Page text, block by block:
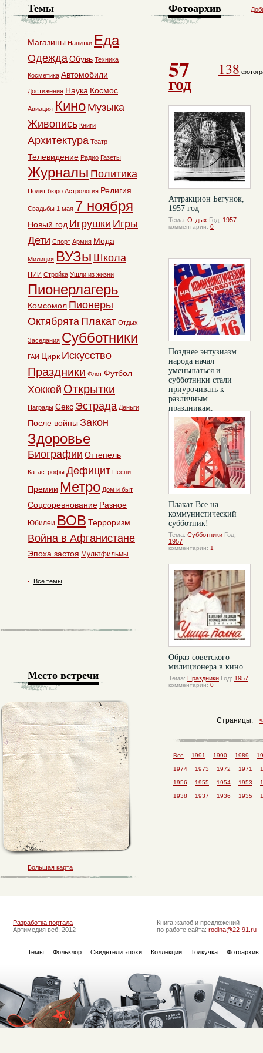
Фотоархив
57
год
138
Аттракцион Бегунок,
1957 год
Тема: Отдых Год: 1957
комментарии: 0
Позднее энтузиазм
народа начал
уменьшаться и
субботники стали
приурочивать к
различным
праздникам.
Тема:Субботники Год:
1957
комментарии:1
Плакат Все на
коммунистический
субботник!
Тема: Субботники Год:
1957
комментарии: 1
Образ советского
милиционера в кино
Тема: Праздники Год: 1957
комментарии: 0
Страницы:
Все 1991 1990 1989
1974 1973 1972 1971
1956 1955 1954 1953
1938 1937 1936 1935
Темы
Магазины Напитки Еда
ОдеждаОбувь Техника
Косметика Автомобили
Достижения Наука Космос
Авиация Кино Музыка
Живопись Книги
Архитектура Театр
Телевидение Радио Газеты
Журналы Политика
Полит бюро Астрология Религия
Свадьбы 1 мая 7 ноября
Новый год Игрушки Игры
Дети Спорт Армия Мода
Милиция ВУЗы Школа
НИИ Стройка Ушли из жизни
Пионерлагерь
Комсомол Пионеры
Октябрята Плакат Отдых
Заседания Субботники
ГАИ Цирк Искусство
Праздники Флот Футбол
Хоккей Открытки
Награды Секс Эстрада Деньги
После войны Закон
Здоровье
Биографии Оттепель
Катастрофы Дефицит Песни
Премии Метро Дом и быт
Соцсоревнование Разное
Юбилеи ВОВ Терроризм
Война в Афганистане
Эпоха застоя Мультфильмы
Все темы
Место встречи
Большая карта
Разработка портала
Артимедия веб, 2012
Книга жалоб и предложений
по работе сайта: rodina@22-91.ru
Темы Фольклор Свидетели эпохи Коллекции Толкучка Фотоархив